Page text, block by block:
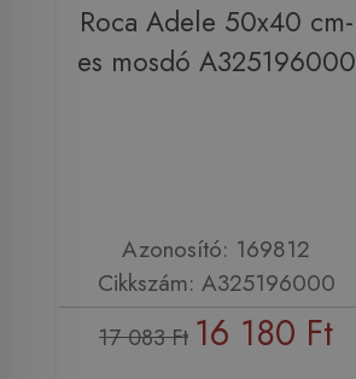
Roca Adele 50x40 cm-
es mosdó A325196000
Azonosító: 169812
Cikkszám: A325196000
17 083 Ft 16 180 Ft